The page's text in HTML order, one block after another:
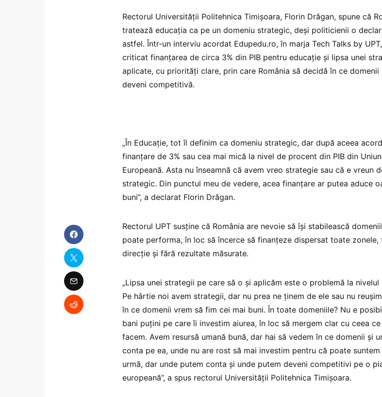
Rectorul Universității Politehnica Timișoara, Florin Drăgan, spune că
tratează educația ca pe un domeniu strategic, deși politicienii o
astfel. Într-un interviu acordat Edupedu.ro, în marja Tech Talks by
criticat finanțarea de circa 3% din PIB pentru educație și lipsa unei
aplicate, cu priorități clare, prin care România să decidă în ce domenii
deveni competitivă.
„În Educație, tot îl definim ca domeniu strategic, dar după aceea
finanțare de 3% sau cea mai mică la nivel de procent din PIB din
Europeană. Asta nu înseamnă că avem vreo strategie sau că e vreun
strategic. Din punctul meu de vedere, acea finanțare ar putea aduce
buni”, a declarat Florin Drăgan.
Rectorul UPT susține că România are nevoie să își stabilească
poate performa, în loc să încerce să finanțeze dispersat toate zonele,
direcție și fără rezultate măsurate.
„Lipsa unei strategii pe care să o și aplicăm este o problemă la nivelul
Pe hârtie noi avem strategii, dar nu prea ne ținem de ele sau nu
în ce domenii vrem să fim cei mai buni. În toate domeniile? Nu e
bani puțini pe care îi investim aiurea, în loc să mergem clar cu ceea
facem. Avem resursă umană bună, dar hai să vedem în ce domenii și
conta pe ea, unde nu are rost să mai investim pentru că poate
urmă, dar unde putem conta și unde putem deveni competitivi pe o
europeană”, a spus rectorul Universității Politehnica Timișoara.